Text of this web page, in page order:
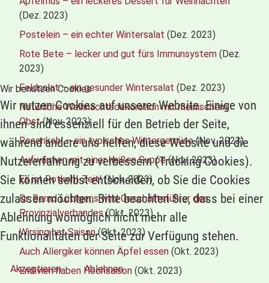
(Dez. 2023)
Postelein – ein echter Wintersalat (Dez. 2023)
Rote Bete – lecker und gut fürs Immunsystem (Dez.
2023)
Feldsalat – ein gesunder Wintersalat (Dez. 2023)
Natürliche Weihnachtsdekoration mit rheinischem
Obst (Nov. 2023)
Rosenkohl – ein typisches Wintergemüse (Nov. 2023)
Aufwärmen mit einer heißen Suppe (Nov. 2023)
Es ist Rotkohl-Zeit! (Nov. 2023)
Dr. Bernd Lüttgens wird Geschäftsführer des
Provinzialverbandes (Okt. 2023)
Wirsing hat Saison (Okt. 2023)
Auch Allergiker können Äpfel essen (Okt. 2023)
Endivien haben Hochsaison (Okt. 2023)
Wir benutzen Cookies
Wir nutzen Cookies auf unserer Website. Einige von
ihnen sind essenziell für den Betrieb der Seite,
während andere uns helfen, diese Website und die
Nutzererfahrung zu verbessern (Tracking Cookies).
Sie können selbst entscheiden, ob Sie die Cookies
zulassen möchten. Bitte beachten Sie, dass bei einer
Ablehnung womöglich nicht mehr alle
Funktionalitäten der Seite zur Verfügung stehen.
Akzeptieren
Ablehnen